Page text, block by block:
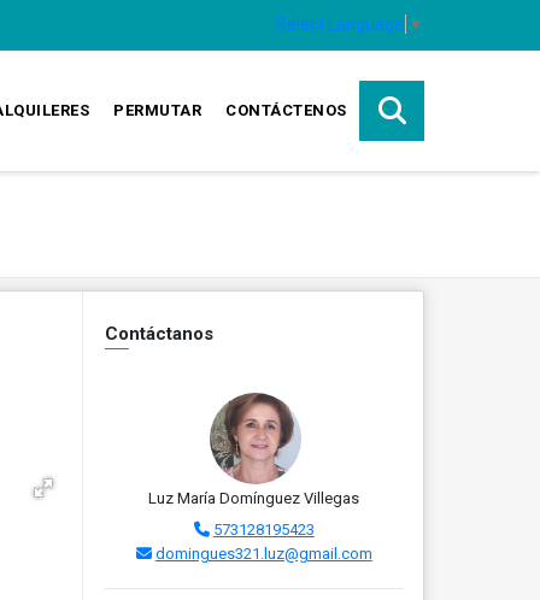
Select Language ▼
PERMUTAR CONTÁCTENOS
Contáctanos
Luz María Domínguez Villegas
573128195423
domingues321.luz@gmail.com